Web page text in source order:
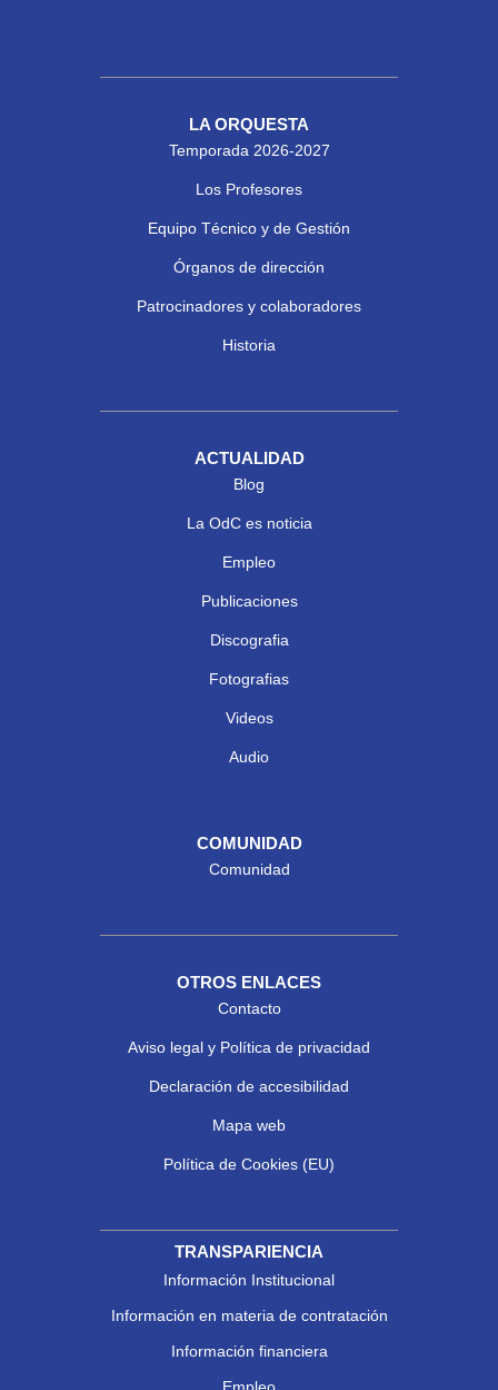
LA ORQUESTA
Temporada 2026-2027
Los Profesores
Equipo Técnico y de Gestión
Órganos de dirección
Patrocinadores y colaboradores
Historia
ACTUALIDAD
Blog
La OdC es noticia
Empleo
Publicaciones
Discografia
Fotografias
Videos
Audio
COMUNIDAD
Comunidad
OTROS ENLACES
Contacto
Aviso legal y Política de privacidad
Declaración de accesibilidad
Mapa web
Política de Cookies (EU)
TRANSPARIENCIA
Información Institucional
Información en materia de contratación
Información financiera